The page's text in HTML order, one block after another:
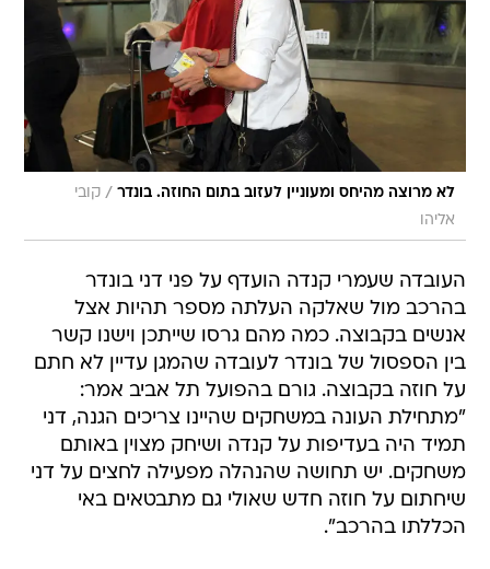
לא מרוצה מהיחס ומעוניין לעזוב בתום החוזה. בונדר / קובי
אליהו
העובדה שעמרי קנדה הועדף על פני דני בונדר
בהרכב מול שאלקה העלתה מספר תהיות אצל
אנשים בקבוצה. כמה מהם גרסו שייתכן וישנו קשר
בין הספסול של בונדר לעובדה שהמגן עדיין לא חתם
על חוזה בקבוצה. גורם בהפועל תל אביב אמר:
"מתחילת העונה במשחקים שהיינו צריכים הגנה, דני
תמיד היה בעדיפות על קנדה ושיחק מצוין באותם
משחקים. יש תחושה שהנהלה מפעילה לחצים על דני
שיחתום על חוזה חדש שאולי גם מתבטאים באי
הכללתו בהרכב".